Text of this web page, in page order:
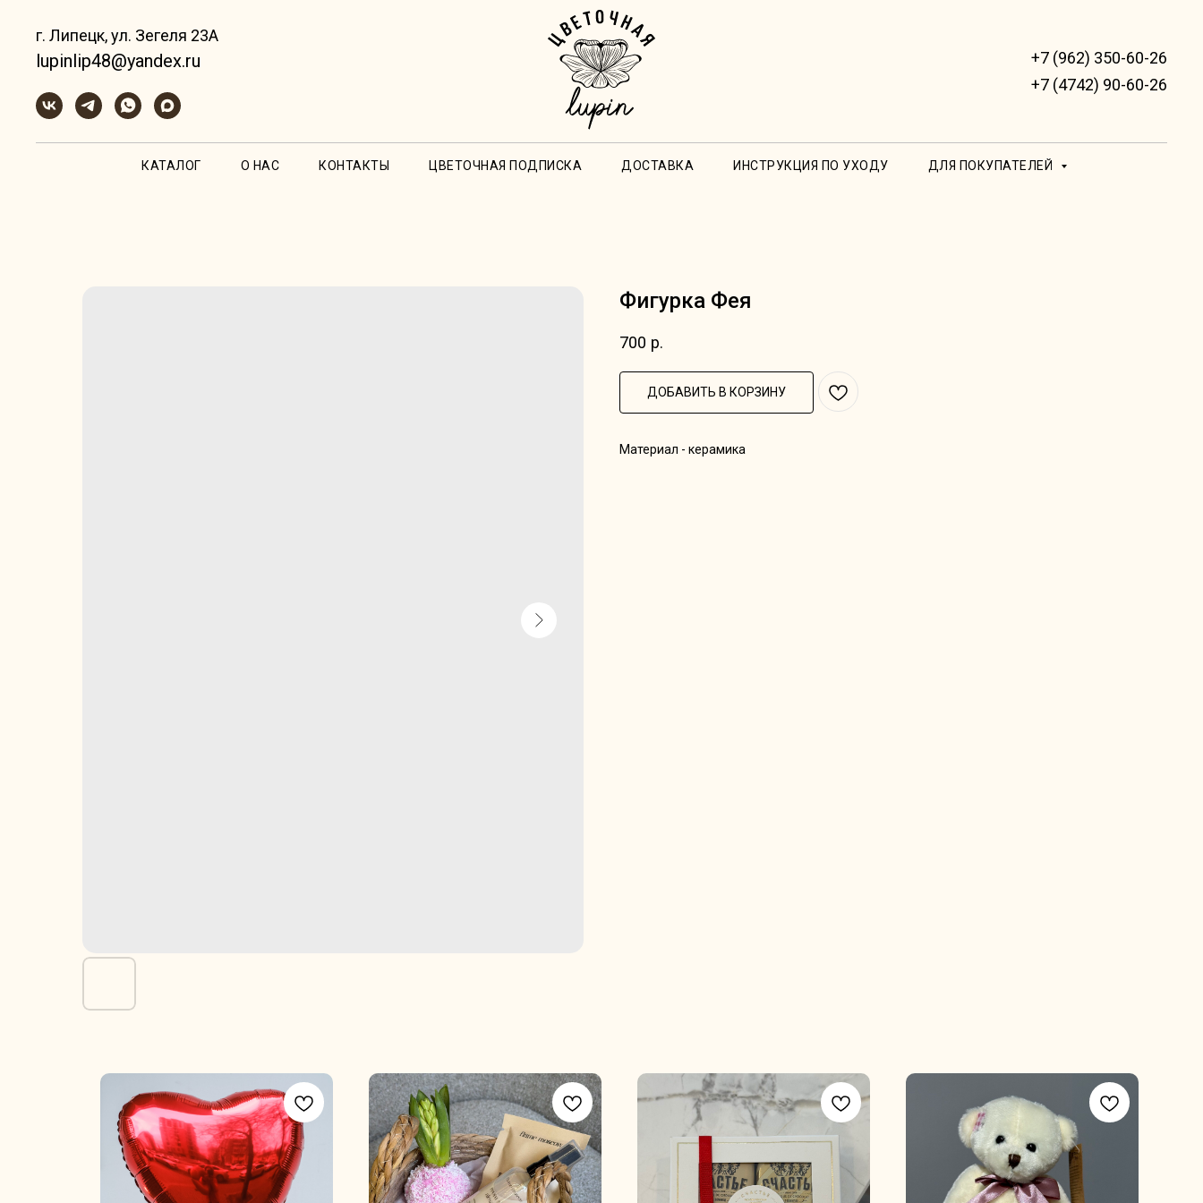
г. Липецк, ул. Зегеля 23А
lupinlip48@yandex.ru
+7 (962) 350-60-26
+7 (4742) 90-60-26
КАТАЛОГ О НАС КОНТАКТЫ ЦВЕТОЧНАЯ ПОДПИСКА ДОСТАВКА ИНСТРУКЦИЯ ПО УХОДУ ДЛЯ ПОКУПАТЕЛЕЙ
Фигурка Фея
700 р.
ДОБАВИТЬ В КОРЗИНУ
Материал - керамика